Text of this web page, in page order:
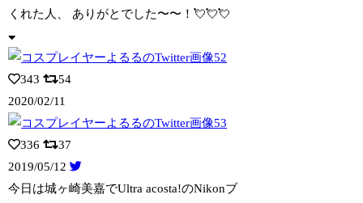
くれた人、 ありがとでした〜〜！💘💘💘
343
54
2020/02/11
336
37
2019/05/12
今日は城ヶ崎美嘉でUltra acosta!のNikonブ